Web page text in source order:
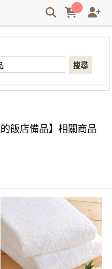
| Washcan瓦士肯
搜尋
飯店備品】相關商品